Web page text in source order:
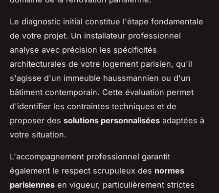
Le diagnostic initial constitue l'étape fondamentale
de votre projet. Un installateur professionnel
analyse avec précision les spécificités
architecturales de votre logement parisien, qu'il
s'agisse d'un immeuble haussmannien ou d'un
bâtiment contemporain. Cette évaluation permet
d'identifier les contraintes techniques et de
proposer des solutions personnalisées adaptées à
votre situation.
L'accompagnement professionnel garantit
également le respect scrupuleux des normes
parisiennes en vigueur, particulièrement strictes